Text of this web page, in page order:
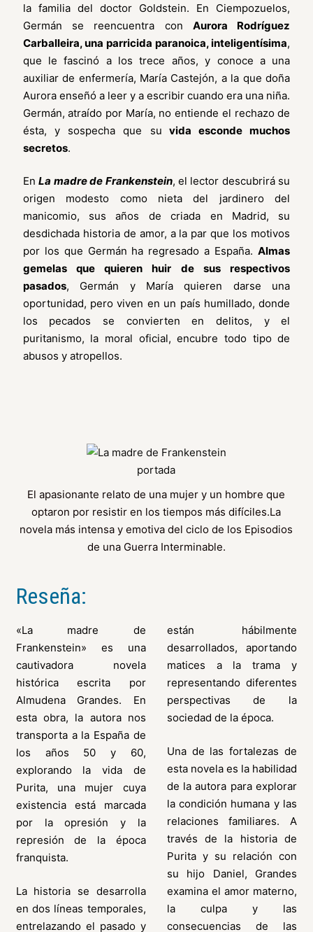
la familia del doctor Goldstein. En Ciempozuelos,
Germán se reencuentra con Aurora Rodríguez
Carballeira, una parricida paranoica, inteligentísima,
que le fascinó a los trece años, y conoce a una
auxiliar de enfermería, María Castejón, a la que doña
Aurora enseñó a leer y a escribir cuando era una niña.
Germán, atraído por María, no entiende el rechazo de
ésta, y sospecha que su vida esconde muchos
secretos.
EnLa madre de Frankenstein, el lector descubrirá su
origen modesto como nieta del jardinero del
manicomio, sus años de criada en Madrid, su
desdichada historia de amor, a la par que los motivos
por los que Germán ha regresado a España.Almas
gemelas que quieren huir de sus respectivos
pasados, Germán y María quieren darse una
oportunidad, pero viven en un país humillado, donde
los pecados se convierten en delitos, y el
puritanismo, la moral oficial, encubre todo tipo de
abusos y atropellos.
El apasionante relato de una mujer y un hombre que
optaron por resistir en los tiempos más difíciles.La
novela más intensa y emotiva del ciclo de los Episodios
de una Guerra Interminable.
Reseña:
«La madre de
Frankenstein» es una
cautivadora novela
histórica escrita por
Almudena Grandes. En
esta obra, la autora nos
transporta a la España de
los años 50 y 60,
explorando la vida de
Purita, una mujer cuya
existencia está marcada
por la opresión y la
represión de la época
franquista.
La historia se desarrolla
en dos líneas temporales,
entrelazando el pasado y
están hábilmente
desarrollados, aportando
matices a la trama y
representando diferentes
perspectivas de la
sociedad de la época.
Una de las fortalezas de
esta novela es la habilidad
de la autora para explorar
la condición humana y las
relaciones familiares. A
través de la historia de
Purita y su relación con
su hijo Daniel, Grandes
examina el amor materno,
la culpa y las
consecuencias de las